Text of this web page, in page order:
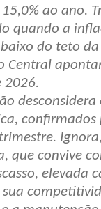
15,0% ao ano.
quando a
do teto
Central
2026.
confirmados
que convive
elevada